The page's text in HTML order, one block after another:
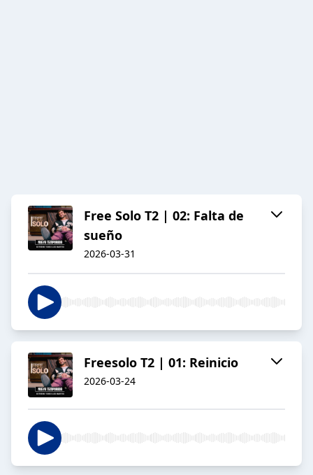
Free Solo T2 | 02: Falta de
sueño
2026-03-31
Freesolo T2 | 01: Reinicio
2026-03-24